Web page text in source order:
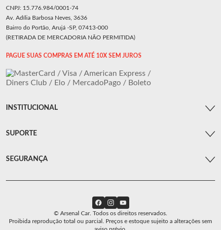
CNPJ: 15.776.984/0001-74
Av. Adília Barbosa Neves, 3636
Bairro do Portão, Arujá -SP, 07413-000
(RETIRADA DE MERCADORIA NÃO PERMITIDA)
PAGUE SUAS COMPRAS EM ATÉ 10X SEM JUROS
INSTITUCIONAL
SUPORTE
SEGURANÇA
© Arsenal Car. Todos os direitos reservados.
Proibida reprodução total ou parcial. Preços e estoque sujeito a alterações sem